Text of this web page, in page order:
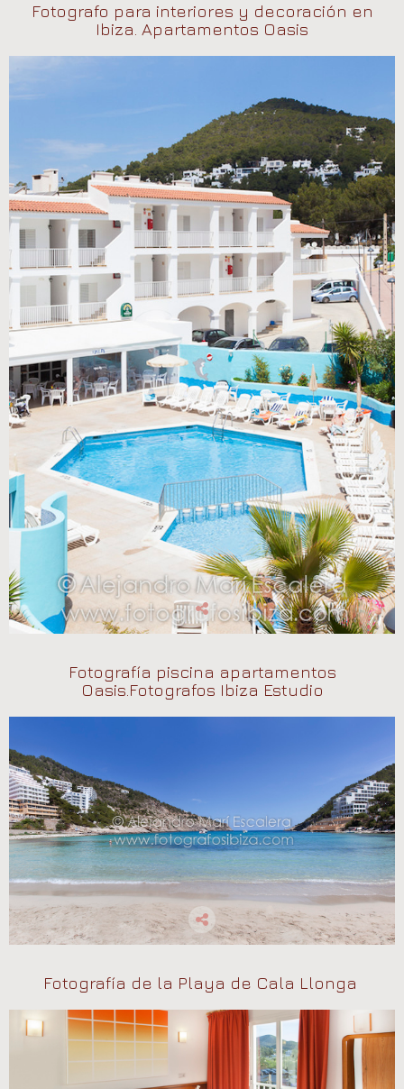
Fotografo para interiores y decoración en
Ibiza. Apartamentos Oasis
Fotografía piscina apartamentos
Oasis.Fotografos Ibiza Estudio
Fotografía de la Playa de Cala Llonga